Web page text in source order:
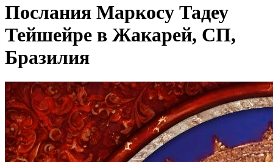
Послания Маркосу Тадеу
Тейшейре в Жакарей, СП,
Бразилия